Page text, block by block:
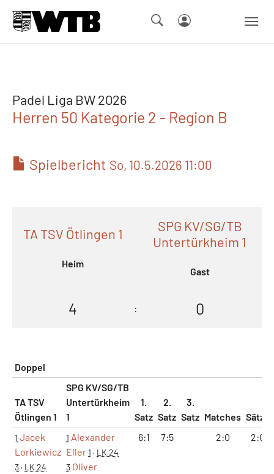
Padel Liga BW 2026
Herren 50 Kategorie 2 - Region B
Spielbericht So, 10.5.2026 11:00
TA TSV Ötlingen 1
Heim
SPG KV/SG/TB
Untertürkheim 1
Gast
4 : 0
Doppel
TA TSV
Ötlingen 1
SPG KV/SG/TB
Untertürkheim
1
1.
Satz
2.
Satz
3.
Satz Matches Sätze
1 Jacek
Lorkiewicz
3· LK 24
1 Alexander
Eller1 · LK 24
3 Oliver
6:1 7:5 2:0 2:0